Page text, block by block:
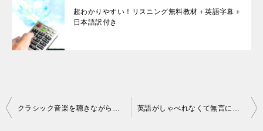
超わかりやすい！リスニング無料教材＋英語字幕＋
日本語訳付き
投
クラシック音楽を聴きながら勉強すると効率が悪い？ 英語がしゃべれなくて無言になってしまう時の改善点